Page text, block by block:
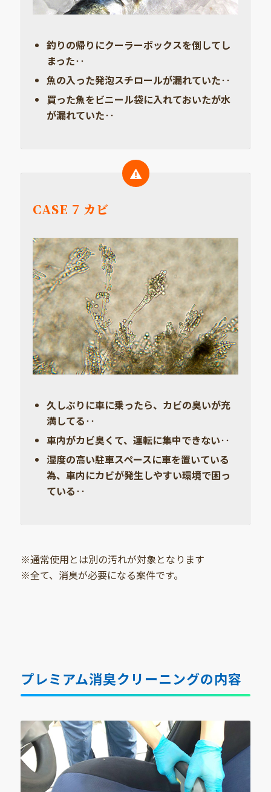
釣りの帰りにクーラーボックスを倒してし
まった‥
魚の入った発泡スチロールが漏れていた‥
買った魚をビニール袋に入れておいたが水
が漏れていた‥
CASE 7 カビ
久しぶりに車に乗ったら、カビの臭いが充
満してる‥
車内がカビ臭くて、運転に集中できない‥
湿度の高い駐車スペースに車を置いている
為、車内にカビが発生しやすい環境で困っ
ている‥
※通常使用とは別の汚れが対象となります
※全て、消臭が必要になる案件です。
プレミアム消臭クリーニングの内容